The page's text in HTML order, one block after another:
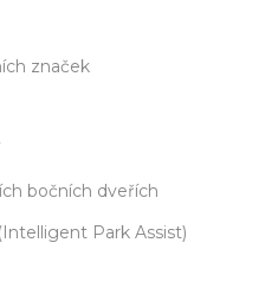
značek
bočních dveřích
Park Assist)